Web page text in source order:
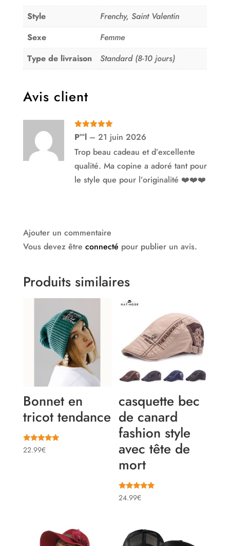
Style
Frenchy, Saint Valentin
Sexe
Femme
Type de livraison
Standard (8-10 jours)
Avis client
Note
sur
5P°°l – 21 juin 2026
Trop beau cadeau et d’excellente
qualité. Ma copine a adoré tant pour
le style que pour l’originalité ❤️❤️❤️
Ajouter un commentaire
Vous devez être connecté pour publier un avis.
Produits similaires
Bonnet en
tricot tendance
Note
5.00
22.99€
casquette bec
de canard
fashion style
avec tête de
mort
Note
5.00
24.99€